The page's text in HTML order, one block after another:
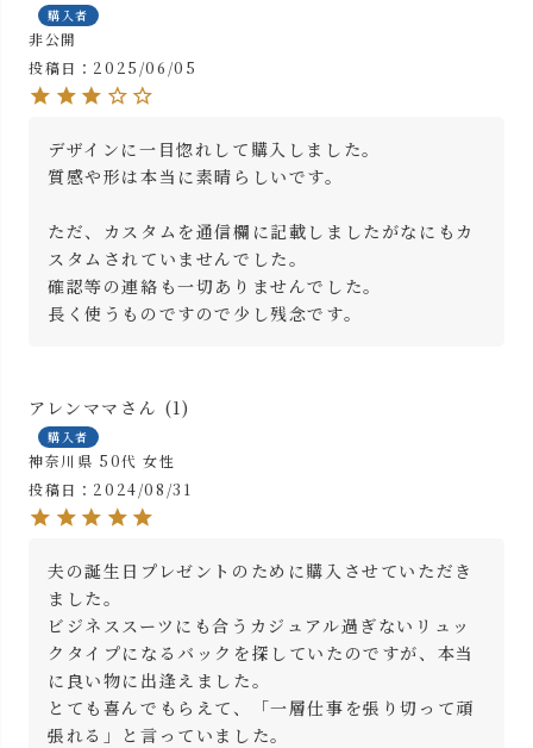
購入者
非公開
投稿日
2025/06/05
デザインに一目惚れして購入しました。
質感や形は本当に素晴らしいです。
ただ、カスタムを通信欄に記載しましたがなにもカ
スタムされていませんでした。
確認等の連絡も一切ありませんでした。
長く使うものですので少し残念です。
アレンママ 1
購入者
神奈川県 50代 女性
投稿日
2024/08/31
夫の誕生日プレゼントのために購入させていただき
ました。
ビジネススーツにも合うカジュアル過ぎないリュッ
クタイプになるバックを探していたのですが、本当
に良い物に出逢えました。
とても喜んでもらえて、「一層仕事を張り切って頑
張れる」と言っていました。